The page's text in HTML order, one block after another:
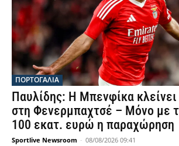
ΠΟΡΤΟΓΑΛΙΑ
Παυλίδης: Η Μπενφίκα
στη Φενερμπαχτσέ – Μόνο με
100 εκατ. ευρώ η παραχώρηση
Sportlive Newsroom - 08/08/2026 09:41